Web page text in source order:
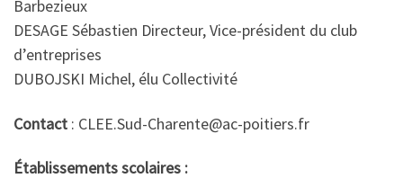
Barbezieux
DESAGE Sébastien Directeur, Vice-président du club
d’entreprises
DUBOJSKI Michel, élu Collectivité
Contact : CLEE.Sud-Charente@ac-poitiers.fr
Établissements scolaires :